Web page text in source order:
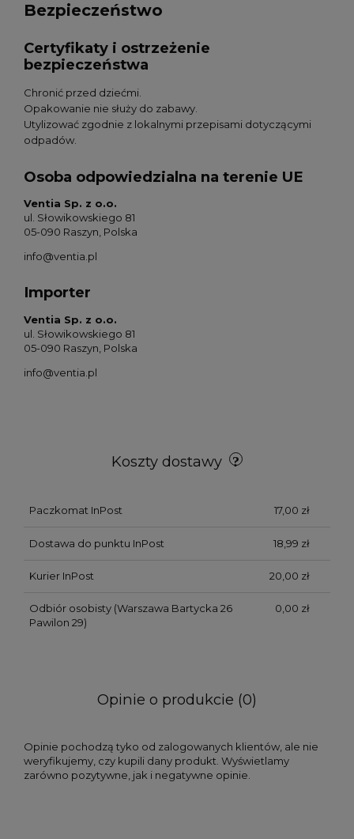
Bezpieczeństwo
Certyfikaty i ostrzeżenie
bezpieczeństwa
Chronić przed dziećmi.
Opakowanie nie służy do zabawy.
Utylizować zgodnie z lokalnymi przepisami dotyczącymi
odpadów.
Osoba odpowiedzialna na terenie UE
Ventia Sp. z o.o.
ul. Słowikowskiego 81
05-090 Raszyn, Polska
info@ventia.pl
Importer
Ventia Sp. z o.o.
ul. Słowikowskiego 81
05-090 Raszyn, Polska
info@ventia.pl
Koszty dostawy
Paczkomat InPost 17,00 zł
Dostawa do punktu InPost 18,99 zł
Kurier InPost 20,00 zł
Odbiór osobisty(Warszawa Bartycka 26
Pawilon 29)
0,00 zł
Opinie o produkcie (0)
Opinie pochodzą tyko od zalogowanych klientów, ale nie
weryfikujemy, czy kupili dany produkt. Wyświetlamy
zarówno pozytywne, jak i negatywne opinie.